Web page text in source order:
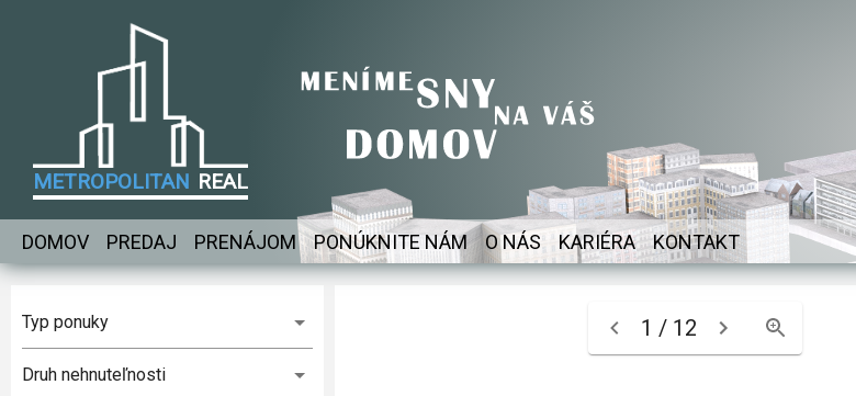
METROPOLITAN REAL
DOMOV PREDAJ PRENÁJOM PONÚKNITE NÁM O NÁS KARIÉRA KONTAKT
Typ ponuky
Druh nehnuteľnosti
1 / 12